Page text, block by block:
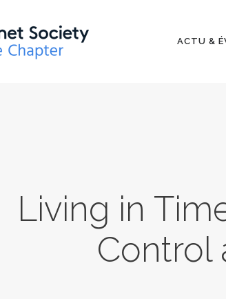
ACTU &
Living in
Control